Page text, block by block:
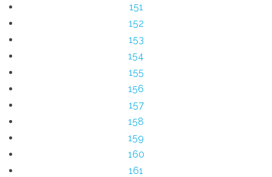
151
152
153
154
155
156
157
158
159
160
161